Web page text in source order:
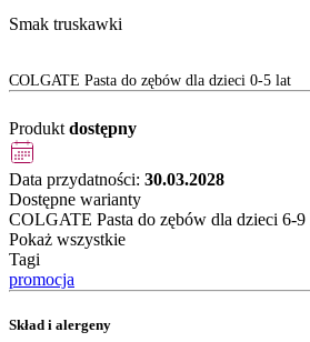
Smak truskawki
COLGATE Pasta do zębów dla dzieci 0-5 lat
Produkt dostępny
Data przydatności: 30.03.2028
Dostępne warianty
COLGATE Pasta do zębów dla dzieci 6-9
Pokaż wszystkie
Tagi
promocja
Skład i alergeny